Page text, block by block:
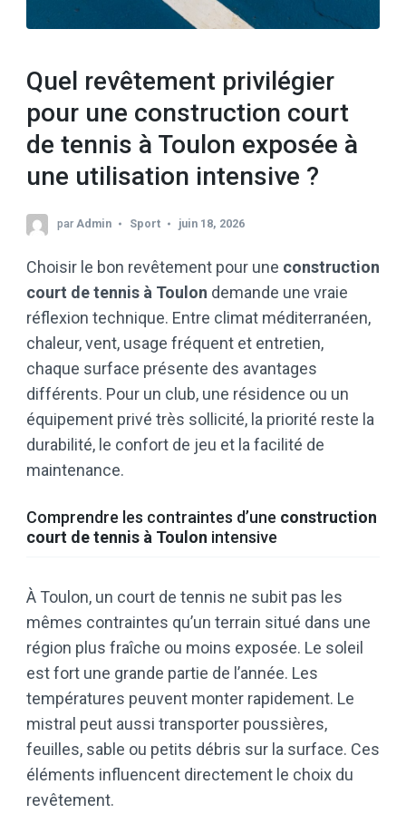
Quel revêtement privilégier
pour une construction court
de tennis à Toulon exposée à
une utilisation intensive ?
parAdmin Sport juin 18, 2026
Choisir le bon revêtement pour une construction
court de tennis à Toulon demande une vraie
réflexion technique. Entre climat méditerranéen,
chaleur, vent, usage fréquent et entretien,
chaque surface présente des avantages
différents. Pour un club, une résidence ou un
équipement privé très sollicité, la priorité reste la
durabilité, le confort de jeu et la facilité de
maintenance.
Comprendre les contraintes d’une construction
court de tennis à Toulon intensive
À Toulon, un court de tennis ne subit pas les
mêmes contraintes qu’un terrain situé dans une
région plus fraîche ou moins exposée. Le soleil
est fort une grande partie de l’année. Les
températures peuvent monter rapidement. Le
mistral peut aussi transporter poussières,
feuilles, sable ou petits débris sur la surface. Ces
éléments influencent directement le choix du
revêtement.